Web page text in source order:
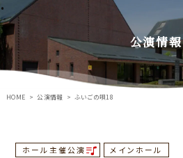
公演情報
HOME 公演情報 ふいごの唄18
ホール主催公演 メインホール